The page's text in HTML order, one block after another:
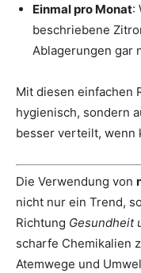
Einmal pro Monat:
beschriebene
Ablagerungen gar
Mit diesen einfachen
hygienisch, sondern
besser verteilt, wenn
Die Verwendung von
nicht nur ein Trend,
Richtung Gesundheit
scharfe Chemikalien
Atemwege und